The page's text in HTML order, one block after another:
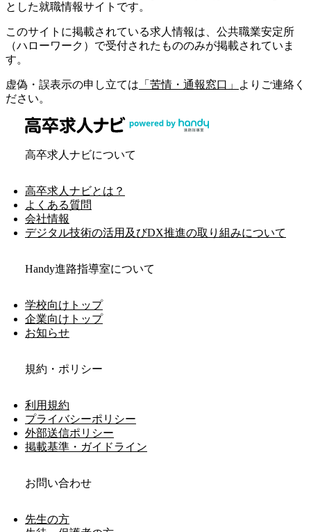
とした就職情報サイトです。
このサイトに掲載されている求人情報は、公共職業安定所
（ハローワーク）で受付されたもののみが掲載されていま
す。
虚偽・誤表示の申し立ては 「苦情・通報窓口」
よりご連絡く
ださい。
高卒求人ナビについて
高卒求人ナビとは？
よくある質問
会社情報
デジタル技術の活用及びDX推進の取り組みについて
Handy進路指導室について
学校向けトップ
企業向けトップ
お知らせ
規約・ポリシー
利用規約
プライバシーポリシー
外部送信ポリシー
掲載基準・ガイドライン
お問い合わせ
先生の方